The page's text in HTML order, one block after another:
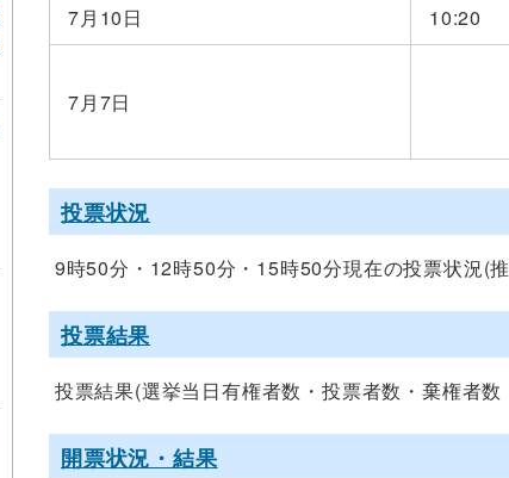
7月10日
10:20
7月7日
投票状況
9時50分・12時50分・15時50分現在の投票状況(
投票結果
投票結果(選挙当日有権者数・投票者数・棄権者数
開票状況・結果